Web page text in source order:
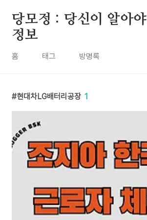
당모정 : 당신이 알아
정보
홈 태그 방명록
현대차LG배터리공장 1